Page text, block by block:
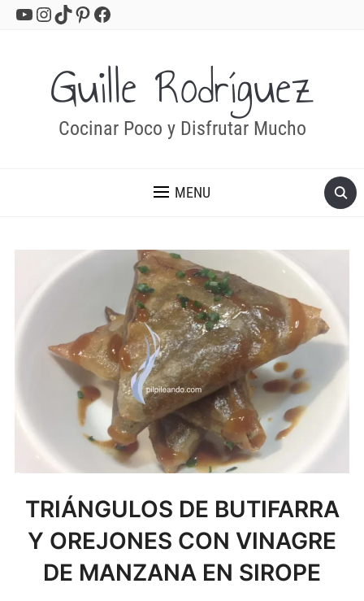
YouTube
Instagram
TikTok
Pinterest
Facebook
Guille Rodríguez
Cocinar Poco y Disfrutar Mucho
MENU
TRIÁNGULOS DE BUTIFARRA
Y OREJONES CON VINAGRE
DE MANZANA EN SIROPE